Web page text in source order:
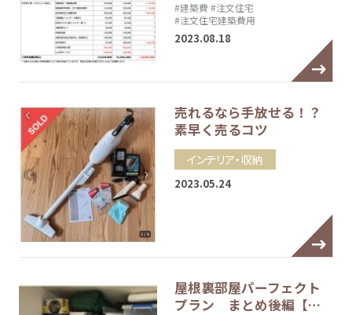
#建築費 #注文住宅
#注文住宅建築費用
2023.08.18
売れるなら手放せる！？
素早く売るコツ
インテリア・収納
2023.05.24
屋根裏部屋パーフェクト
プラン まとめ後編【…